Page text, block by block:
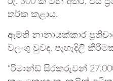
තර්ක කළාය.
ඇමති නානායක්කාර
වලංගු වුවද, පැහැදිලි
“රිමාන්ඩ් සිරකරුවන්